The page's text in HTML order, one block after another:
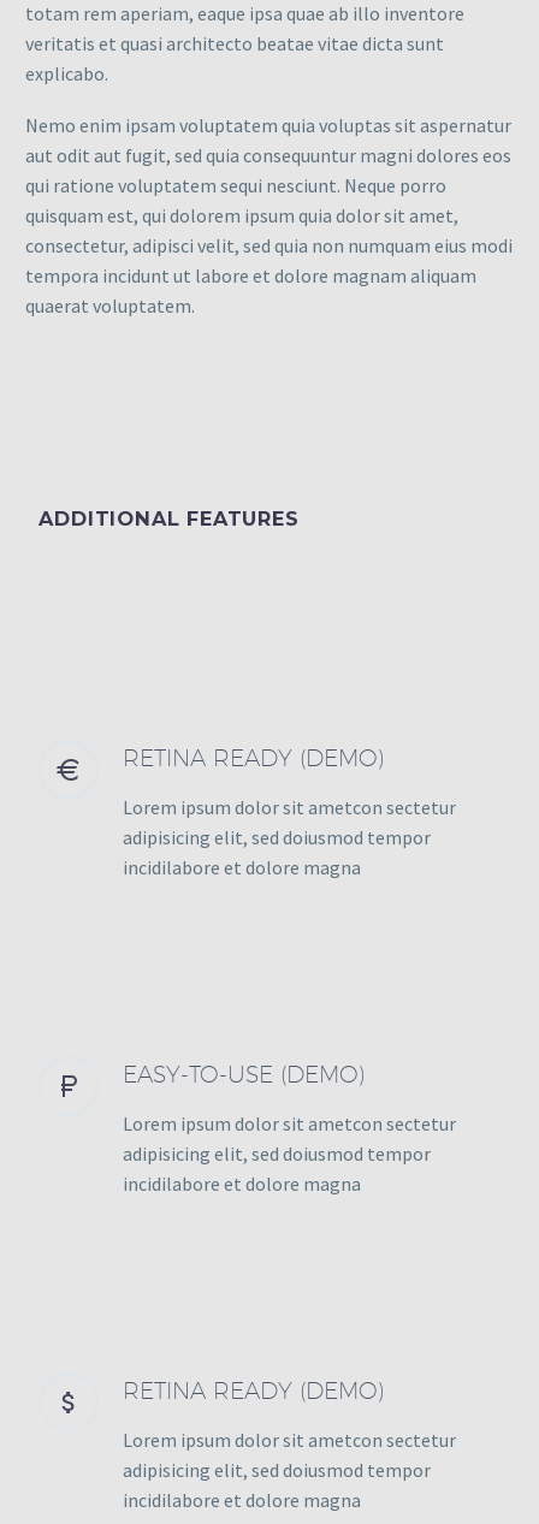
totam rem aperiam, eaque ipsa quae ab illo inventore
veritatis et quasi architecto beatae vitae dicta sunt
explicabo.
Nemo enim ipsam voluptatem quia voluptas sit aspernatur
aut odit aut fugit, sed quia consequuntur magni dolores eos
qui ratione voluptatem sequi nesciunt. Neque porro
quisquam est, qui dolorem ipsum quia dolor sit amet,
consectetur, adipisci velit, sed quia non numquam eius modi
tempora incidunt ut labore et dolore magnam aliquam
quaerat voluptatem.
ADDITIONAL FEATURES

 RETINA READY (DEMO)
Lorem ipsum dolor sit ametcon sectetur
adipisicing elit, sed doiusmod tempor
incidilabore et dolore magna

 EASY-TO-USE (DEMO)
Lorem ipsum dolor sit ametcon sectetur
adipisicing elit, sed doiusmod tempor
incidilabore et dolore magna

 RETINA READY (DEMO)
Lorem ipsum dolor sit ametcon sectetur
adipisicing elit, sed doiusmod tempor
incidilabore et dolore magna